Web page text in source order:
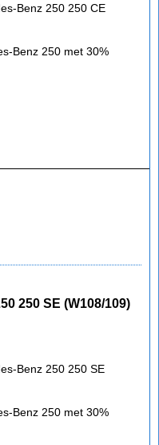
Benz 250 250 CE
Benz 250 met 30%
250 SE (W108/109)
Benz 250 250 SE
Benz 250 met 30%